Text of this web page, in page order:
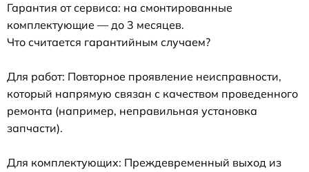
Гарантия от сервиса: на смонтированные
комплектующие — до 3 месяцев.
Что считается гарантийным случаем?
Для работ: Повторное проявление неисправности,
который напрямую связан с качеством проведенного
ремонта (например, неправильная установка
запчасти).
Для комплектующих: Преждевременный выход из